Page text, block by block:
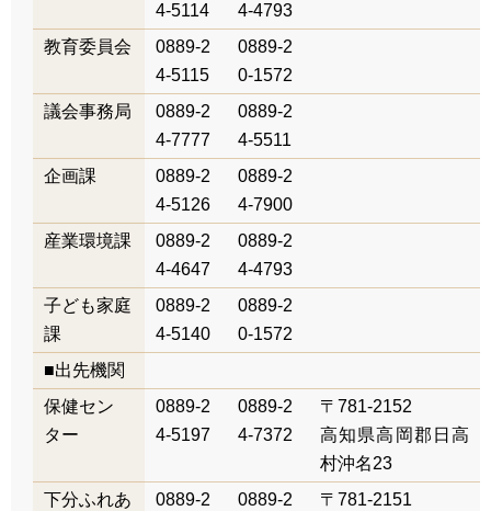
4-5114
4-4793
教育委員会
0889-2
4-5115
0889-2
0-1572
議会事務局
0889-2
4-7777
0889-2
4-5511
企画課
0889-2
4-5126
0889-2
4-7900
産業環境課
0889-2
4-4647
0889-2
4-4793
子ども家庭
課
0889-2
4-5140
0889-2
0-1572
■出先機関
保健セン
ター
0889-2
4-5197
0889-2
4-7372
〒781-2152
高知県高岡郡日高
村沖名23
下分ふれあ
0889-2
0889-2
〒781-2151